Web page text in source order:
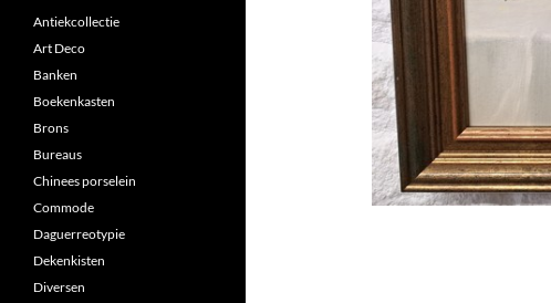
Antiekcollectie
Art Deco
Banken
Boekenkasten
Brons
Bureaus
Chinees porselein
Commode
Daguerreotypie
Dekenkisten
Diversen